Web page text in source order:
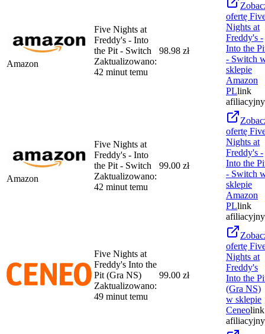
Amazon
Five Nights at
Freddy's - Into
the Pit - Switch
Zaktualizowano:
42 minut temu
98.98 zł
ofertę
Nights at
Freddy's -
Into the
- Switch
sklepie
Amazon
PLlink
afiliacyjny
Amazon
Five Nights at
Freddy's - Into
the Pit - Switch
Zaktualizowano:
42 minut temu
99.00 zł
ofertę
Nights at
Freddy's -
Into the
- Switch
sklepie
Amazon
PLlink
afiliacyjny
Five Nights at
Freddy's Into the
Pit (Gra NS)
Zaktualizowano:
49 minut temu
99.00 zł
ofertę
Nights at
Freddy's
Into the
(Gra NS)
w sklepie
Ceneolink
afiliacyjny